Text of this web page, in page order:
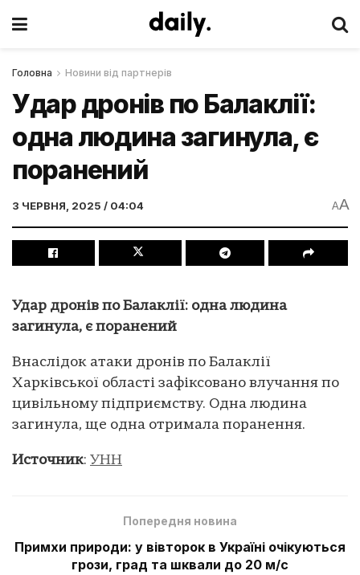
Головна Новини від партнерів
Удар дронів по Балаклії:
одна людина загинула, є
поранений
3 ЧЕРВНЯ, 2025 / 04:04 AA
Удар дронів по Балаклії: одна людина
загинула, є поранений
Внаслідок атаки дронів по Балаклії
Харківської області зафіксовано влучання по
цивільному підприємству. Одна людина
загинула, ще одна отримала поранення.
Источник: УНН
Попередня новина
Примхи природи: у вівторок в Україні очікуються
грози, град та шквали до 20 м/с